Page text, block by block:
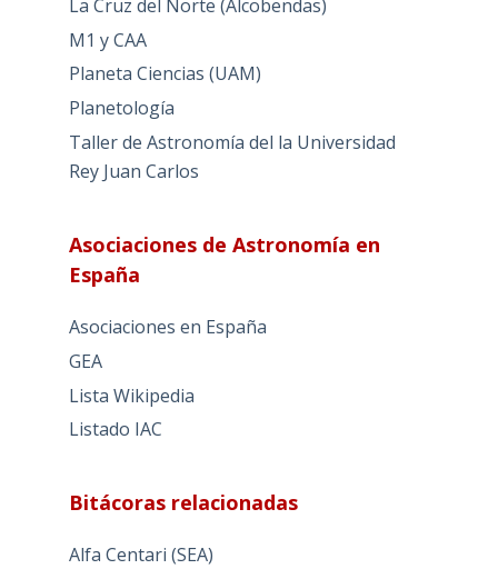
La Cruz del Norte (Alcobendas)
M1 y CAA
Planeta Ciencias (UAM)
Planetología
Taller de Astronomía del la Universidad
Rey Juan Carlos
Asociaciones de Astronomía en
España
Asociaciones en España
GEA
Lista Wikipedia
Listado IAC
Bitácoras relacionadas
Alfa Centari (SEA)